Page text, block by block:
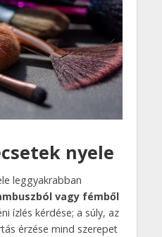
nyele
leggyakrabban
vagy fémből
ízlés kérdése; a súly, az
érzése mind szerepet